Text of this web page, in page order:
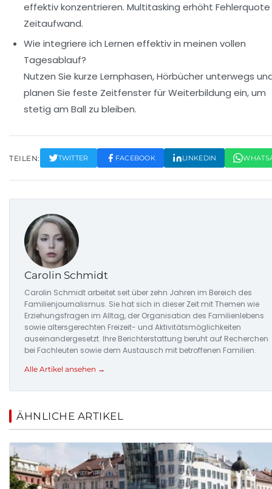
effektiv konzentrieren. Multitasking erhöht
Zeitaufwand.
Wie integriere ich Lernen effektiv in meinen vollen
Tagesablauf?
Nutzen Sie kurze Lernphasen, Hörbücher unterwegs
planen Sie feste Zeitfenster für Weiterbildung ein, um
stetig am Ball zu bleiben.
TEILEN: TWITTER FACEBOOK LINKEDIN
Carolin Schmidt
Carolin Schmidt arbeitet seit über zehn Jahren im Bereich des
Familienjournalismus. Sie hat sich in dieser Zeit mit Themen wie
Erziehungsfragen im Alltag, der Organisation des Familienlebens
sowie altersgerechten Freizeit- und Aktivitätsmöglichkeiten
auseinandergesetzt. Ihre Berichterstattung beruht auf Recherchen
bei Fachleuten sowie dem Austausch mit betroffenen Familien.
Alle Artikel ansehen →
ÄHNLICHE ARTIKEL